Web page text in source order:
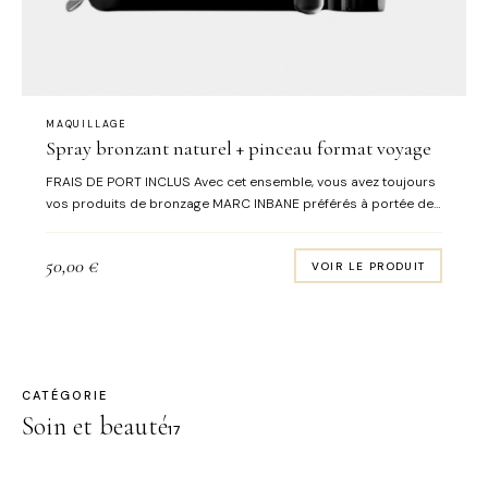
MAQUILLAGE
Spray bronzant naturel + pinceau format voyage
FRAIS DE PORT INCLUS Avec cet ensemble, vous avez toujours
vos produits de bronzage MARC INBANE préférés à portée de
naturel (50ml), d'un pinceau Kabuki et d'une pochette luxueuse
faite à la main. Astuce: L'accessoire de voyage parfait, tient
50,00€ VOIR LE PRODUIT
CATÉGORIE
Soin et beauté17